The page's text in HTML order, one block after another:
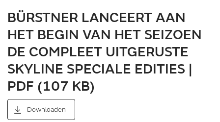
BÜRSTNER LANCEERT AAN
HET BEGIN VAN HET SEIZOEN
DE COMPLEET UITGERUSTE
SKYLINE SPECIALE EDITIES |
PDF (107 KB)
Downloaden